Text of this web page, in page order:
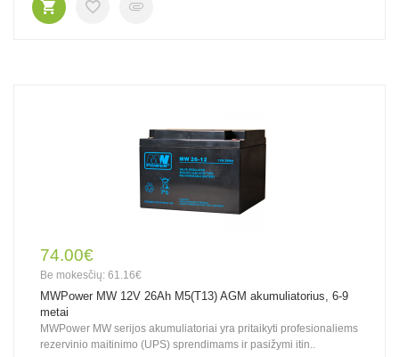
74.00€
Be mokesčių: 61.16€
MWPower MW 12V 26Ah M5(T13) AGM akumuliatorius, 6-9
metai
MWPower MW serijos akumuliatoriai yra pritaikyti profesionaliems
rezervinio maitinimo (UPS) sprendimams ir pasižymi itin..